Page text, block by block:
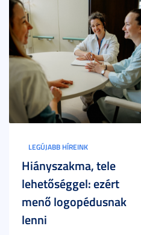
LEGÚJABB HÍREINK
Hiányszakma, tele
lehetőséggel: ezért
menő logopédusnak
lenni